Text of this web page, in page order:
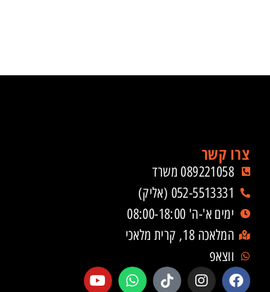
צרו קשר
089221058 משרד
052-5513331 (אליק)
ימים א'-ה' 08:00-18:00
המלאכה 18, קרית מלאכי
ווצאפ